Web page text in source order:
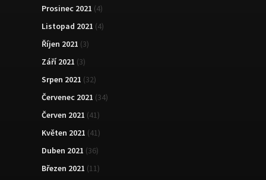
Prosinec 2021 (4)
Listopad 2021 (4)
Říjen 2021 (3)
Září 2021 (3)
Srpen 2021 (32)
Červenec 2021 (34)
Červen 2021 (41)
Květen 2021 (41)
Duben 2021 (36)
Březen 2021 (11)